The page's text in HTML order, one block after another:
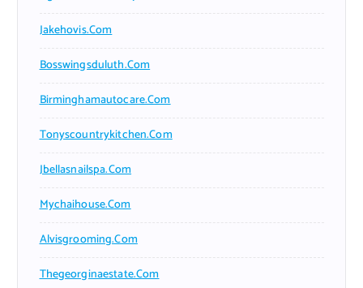
Jakehovis.com
Bosswingsduluth.com
Birminghamautocare.com
Tonyscountrykitchen.com
Jbellasnailspa.com
Mychaihouse.com
Alvisgrooming.com
Thegeorginaestate.com